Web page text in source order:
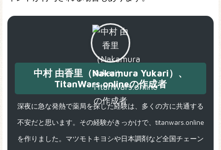
中村 由香里（Nakamura Yukari）、
TitanWars.onlineの作成者
深夜に急な発熱で薬局を探した経験は、多くの方に共通する
不安だと思います。その経験がきっかけで、titanwars.online
を作りました。マツモトキヨシや日本調剤など全国チェーン